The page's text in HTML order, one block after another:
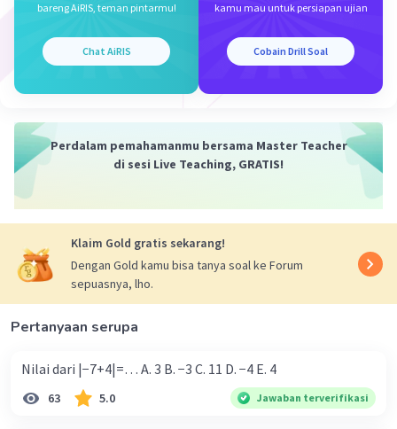
bareng AiRIS, teman pintarmu!
Chat AiRIS
kamu mau untuk persiapan ujian
Cobain Drill Soal
Perdalam pemahamanmu bersama Master Teacher
di sesi Live Teaching, GRATIS!
Klaim Gold gratis sekarang!
Dengan Gold kamu bisa tanya soal ke Forum
sepuasnya, lho.
Pertanyaan serupa
Nilai dari |−7+4|=… A. 3 B. −3 C. 11 D. −4 E. 4
63 5.0 Jawaban terverifikasi